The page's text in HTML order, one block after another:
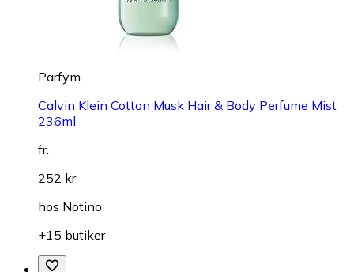
Parfym
Calvin Klein Cotton Musk Hair & Body Perfume Mist
236ml
fr.
252 kr
hos Notino
+15 butiker